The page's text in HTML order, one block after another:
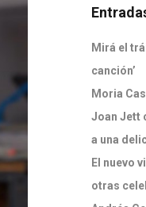
Mirá el
canción’
Moria
Joan Jett
a una
El nuevo
otras